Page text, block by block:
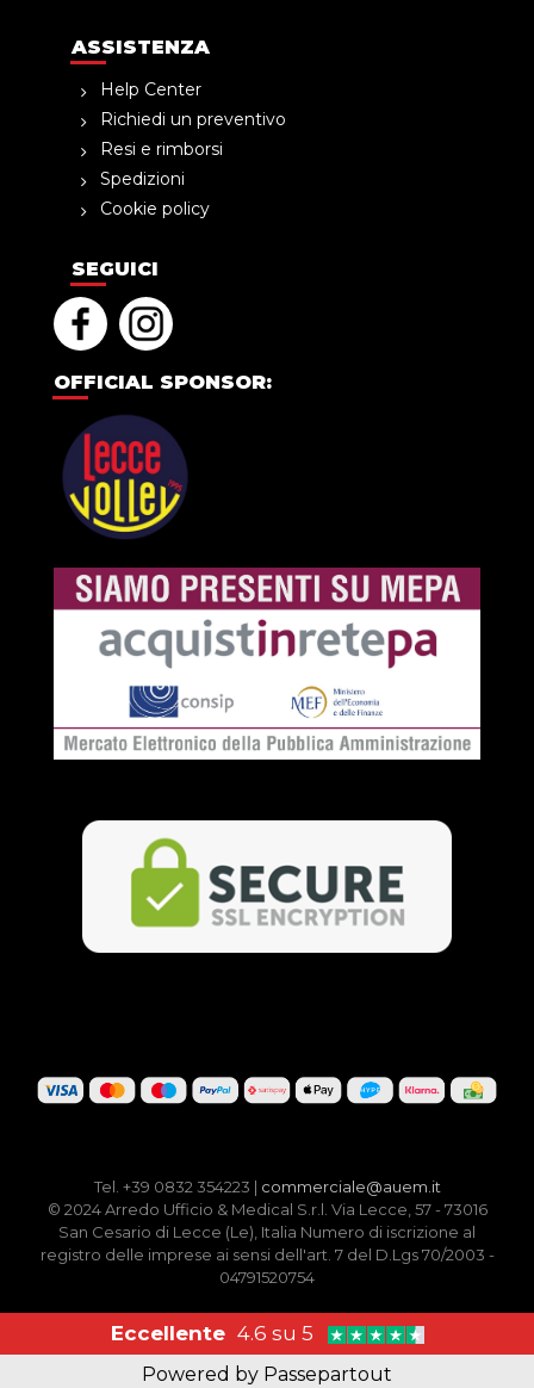
ASSISTENZA
Help Center
Richiedi un preventivo
Resi e rimborsi
Spedizioni
Cookie policy
SEGUICI
OFFICIAL SPONSOR:
Tel. +39 0832 354223 | commerciale@auem.it
© 2024 Arredo Ufficio & Medical S.r.l. Via Lecce, 57 - 73016
San Cesario di Lecce (Le), Italia Numero di iscrizione al
registro delle imprese ai sensi dell'art. 7 del D.Lgs 70/2003 -
04791520754
Eccellente 4.6 su 5
Powered by Passepartout